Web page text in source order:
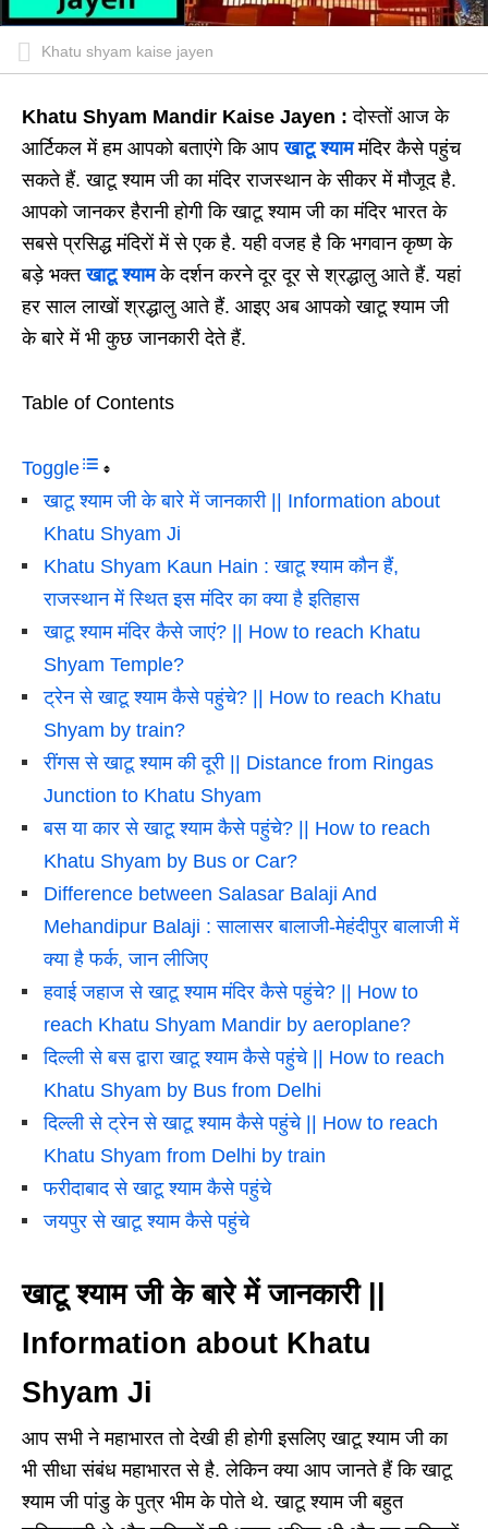
Khatu shyam kaise jayen
Khatu Shyam Mandir Kaise Jayen : दोस्तों आज के
आर्टिकल में हम आपको बताएंगे कि आपखाटू श्याममंदिर कैसे पहुंच
सकते हैं. खाटू श्याम जी का मंदिर राजस्थान के सीकर में मौजूद है.
आपको जानकर हैरानी होगी कि खाटू श्याम जी का मंदिर भारत के
सबसे प्रसिद्ध मंदिरों में से एक है. यही वजह है कि भगवान कृष्ण के
बड़े भक्तखाटू श्याम के दर्शन करने दूर दूर से श्रद्धालु आते हैं. यहां
हर साल लाखों श्रद्धालु आते हैं. आइए अब आपको खाटू श्याम जी
के बारे में भी कुछ जानकारी देते हैं.
Table of Contents
Toggle
खाटू श्याम जी के बारे में जानकारी || Information about
Khatu Shyam Ji
Khatu Shyam Kaun Hain : खाटू श्याम कौन हैं,
राजस्थान में स्थित इस मंदिर का क्या है इतिहास
खाटू श्याम मंदिर कैसे जाएं? || How to reach Khatu
Shyam Temple?
ट्रेन से खाटू श्याम कैसे पहुंचे? || How to reach Khatu
Shyam by train?
रींगस से खाटू श्याम की दूरी || Distance from Ringas
Junction to Khatu Shyam
बस या कार से खाटू श्याम कैसे पहुंचे? || How to reach
Khatu Shyam by Bus or Car?
Difference between Salasar Balaji And
Mehandipur Balaji : सालासर बालाजी-मेहंदीपुर बालाजी में
क्या है फर्क, जान लीजिए
हवाई जहाज से खाटू श्याम मंदिर कैसे पहुंचे? || How to
reach Khatu Shyam Mandir by aeroplane?
दिल्ली से बस द्वारा खाटू श्याम कैसे पहुंचे || How to reach
Khatu Shyam by Bus from Delhi
दिल्ली से ट्रेन से खाटू श्याम कैसे पहुंचे || How to reach
Khatu Shyam from Delhi by train
फरीदाबाद से खाटू श्याम कैसे पहुंचे
जयपुर से खाटू श्याम कैसे पहुंचे
खाटू श्याम जी के बारे में जानकारी ||
Information about Khatu
Shyam Ji
आप सभी ने महाभारत तो देखी ही होगी इसलिए खाटू श्याम जी का
भी सीधा संबंध महाभारत से है. लेकिन क्या आप जानते हैं कि खाटू
श्याम जी पांडु के पुत्र भीम के पोते थे. खाटू श्याम जी बहुत